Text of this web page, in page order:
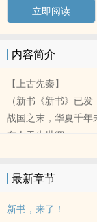
立即阅读
内容简介
【上古先秦】
（新书《新书》已
战国之末，华夏千年
有人天生世卿。
为免死于沟壑，为掌
好在，他赶上了一个
最新章节
新书，来了！